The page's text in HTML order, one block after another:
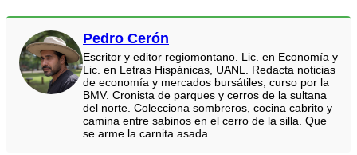
Pedro Cerón
Escritor y editor regiomontano. Lic. en Economía y
Lic. en Letras Hispánicas, UANL. Redacta noticias
de economía y mercados bursátiles, curso por la
BMV. Cronista de parques y cerros de la sultana
del norte. Colecciona sombreros, cocina cabrito y
camina entre sabinos en el cerro de la silla. Que
se arme la carnita asada.